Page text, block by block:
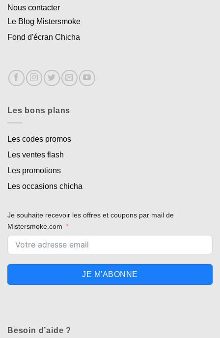
Nous contacter
Le Blog Mistersmoke
Fond d'écran Chicha
Les bons plans
Les codes promos
Les ventes flash
Les promotions
Les occasions chicha
Je souhaite recevoir les offres et coupons par mail de
Mistersmoke.com
JE M'ABONNE
Besoin d’aide ?